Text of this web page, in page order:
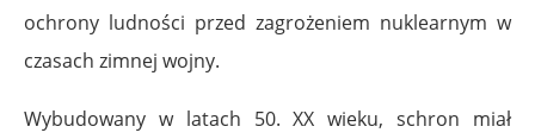
ochrony ludności przed zagrożeniem nuklearnym w
czasach zimnej wojny.
Wybudowany w latach 50. XX wieku, schron miał